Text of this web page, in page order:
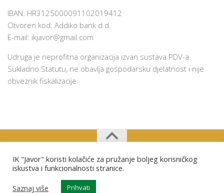
IBAN: HR3125000091102019412
Otvoren kod: Addiko bank d.d.
E-mail: ikjavor@gmail.com
Udruga je neprofitna organizacija izvan sustava PDV-a.
Sukladno Statutu, ne obavlja gospodarsku djelatnost i nije
obveznik fiskalizacije.
Izviđački klub "Javor" Osijek © 2026. Sva prava pridržana.
IK "Javor" koristi kolačiće za pružanje boljeg korisničkog
iskustva i funkcionalnosti stranice.
Saznaj više
Prihvati